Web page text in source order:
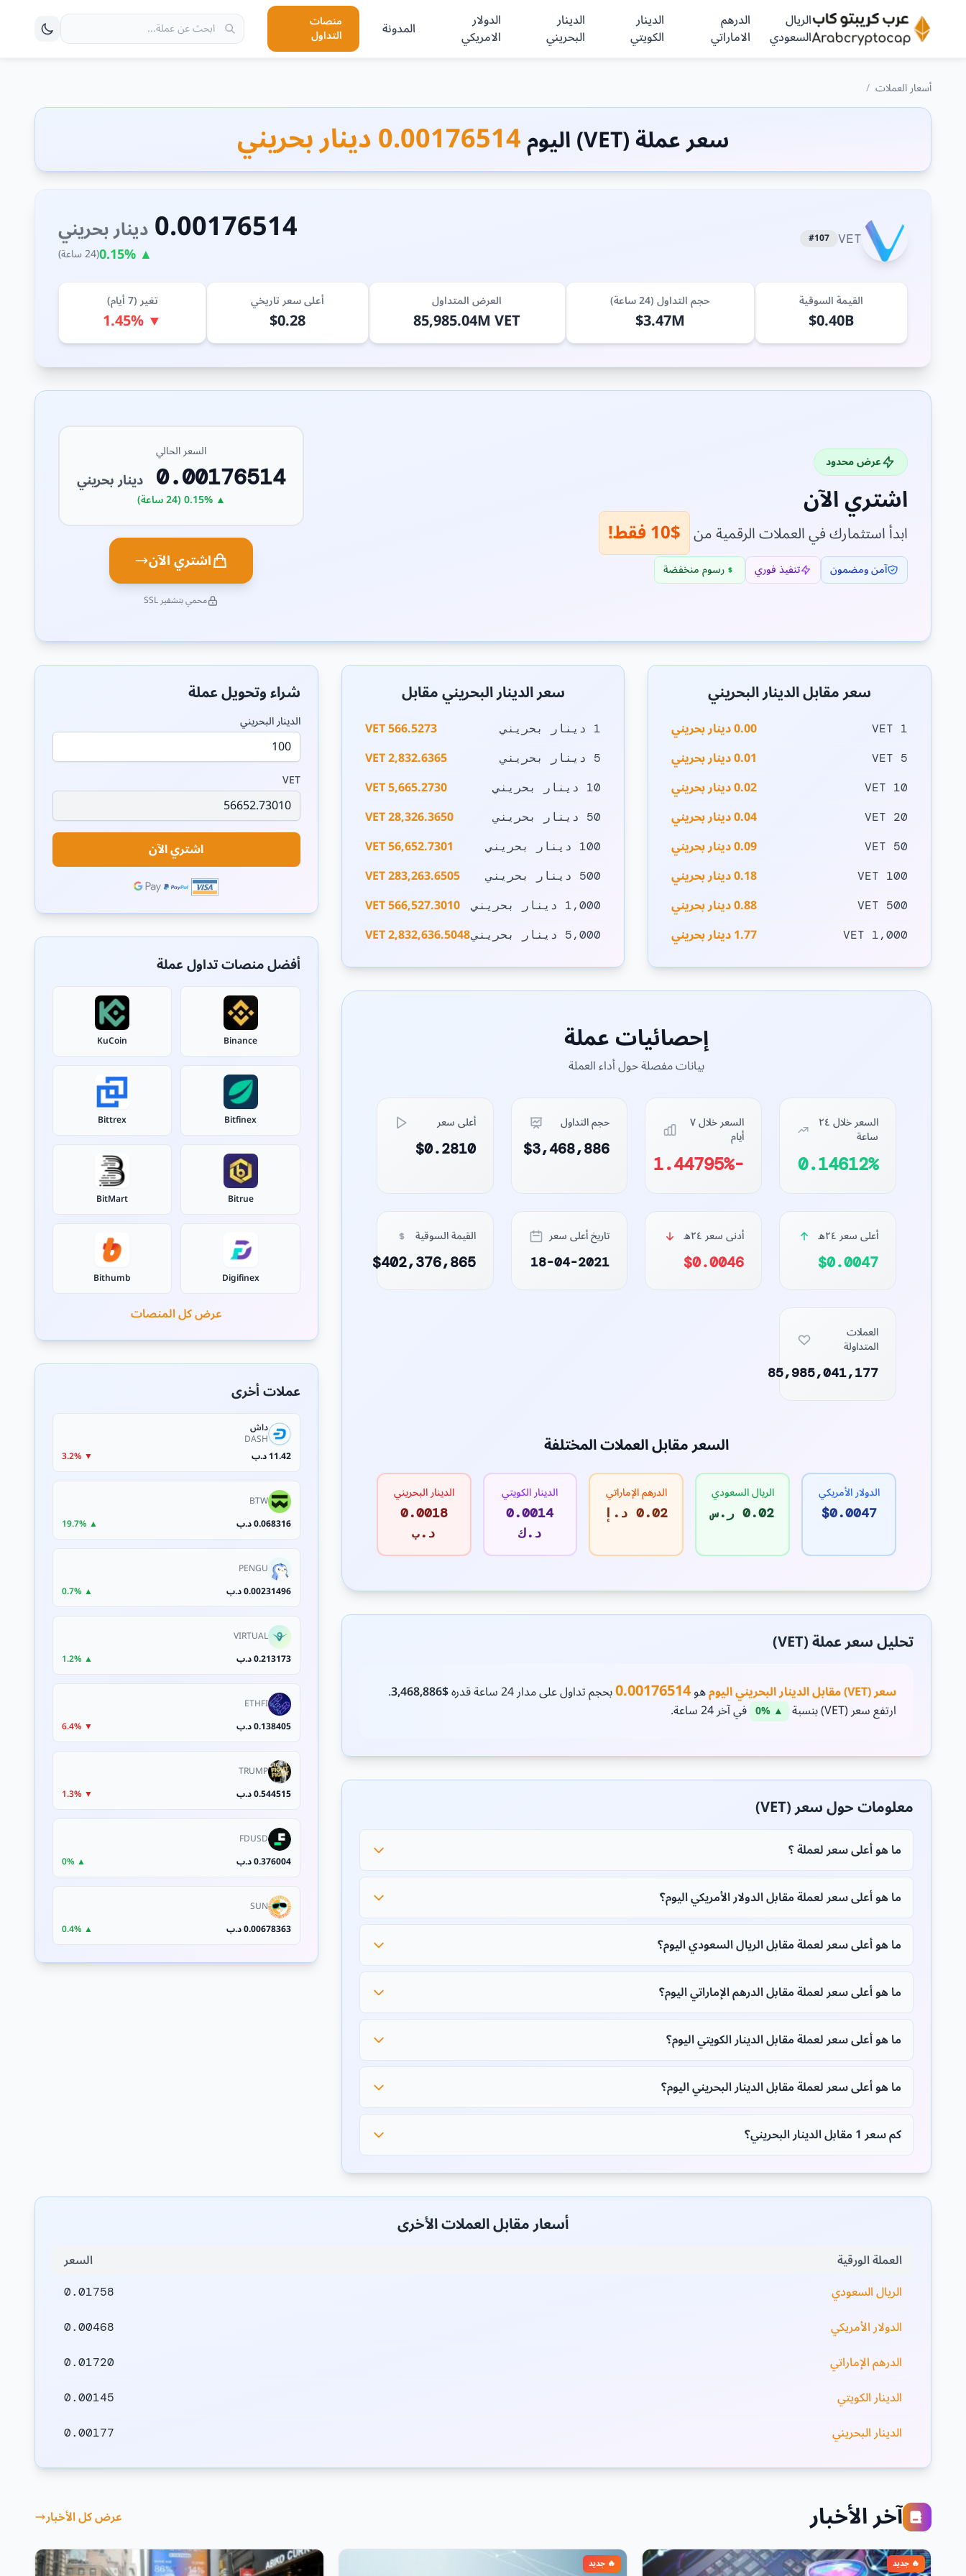
الريال
السعودي
الدرهم
الاماراتي
الدينار
الكويتي
الدينار
البحريني
الدولار
الامريكي المدونة منصات
التداول
أسعار العملات /
سعر عملة (VET) اليوم 0.00176514 دينار بحريني
VET
#107
0.00176514دينار بحريني
▲ 0.15% (24 ساعة)
القيمة السوقية
$0.40B
حجم التداول (24 ساعة)
$3.47M
العرض المتداول
85,985.04M VET
أعلى سعر تاريخي
$0.28
تغير (7 أيام)
▼ 1.45%
عرض محدود
اشتري الآن
ابدأ استثمارك في العملات الرقمية من $10 فقط!
آمن ومضمون تنفيذ فوري رسوم منخفضة
السعر الحالي
0.00176514 دينار بحريني
▲ 0.15% (24 ساعة)
اشتري الآن
محمي بتشفير SSL
سعر مقابل الدينار البحريني
1 VET 0.00 دينار بحريني
5 VET 0.01 دينار بحريني
10 VET 0.02 دينار بحريني
20 VET 0.04 دينار بحريني
50 VET 0.09 دينار بحريني
100 VET 0.18 دينار بحريني
500 VET 0.88 دينار بحريني
1,000 VET 1.77 دينار بحريني
سعر الدينار البحريني مقابل
1 دينار بحريني 566.5273 VET
5 دينار بحريني 2,832.6365 VET
10 دينار بحريني 5,665.2730 VET
50 دينار بحريني 28,326.3650 VET
100 دينار بحريني 56,652.7301 VET
500 دينار بحريني 283,263.6505 VET
1,000 دينار بحريني 566,527.3010 VET
5,000 دينار بحريني 2,832,636.5048 VET
إحصائيات عملة
بيانات مفصلة حول أداء العملة
السعر خلال ٢٤
ساعة
0.14612%
السعر خلال ٧
أيام
-1.44795%
حجم التداول
$3,468,886
أعلى سعر
$0.2810
أعلى سعر ٢٤ه
$0.0047
أدنى سعر ٢٤ه
$0.0046
تاريخ أعلى سعر
18-04-2021
القيمة السوقية
$402,376,865
العملات
المتداولة
85,985,041,177
السعر مقابل العملات المختلفة
الدولار الأمريكي
$0.0047
الريال السعودي
0.02 ر.س
الدرهم الإماراتي
0.02 د.إ
الدينار الكويتي
0.0014
د.ك
الدينار البحريني
0.0018
د.ب
تحليل سعر عملة (VET)
سعر (VET) مقابل الدينار البحريني اليوم هو0.00176514بحجم تداول على مدار 24 ساعة قدره $3,468,886
.
ارتفع سعر (VET) بنسبة ▲ 0% في آخر 24 ساعة.
معلومات حول سعر (VET)
ما هو أعلى سعر لعملة ؟
ما هو أعلى سعر لعملة مقابل الدولار الأمريكي اليوم؟
ما هو أعلى سعر لعملة مقابل الريال السعودي اليوم؟
ما هو أعلى سعر لعملة مقابل الدرهم الإماراتي اليوم؟
ما هو أعلى سعر لعملة مقابل الدينار الكويتي اليوم؟
ما هو أعلى سعر لعملة مقابل الدينار البحريني اليوم؟
كم سعر 1 مقابل الدينار البحريني؟
شراء وتحويل عملة
الدينار البحريني
VET
اشتري الآن
أفضل منصات تداول عملة
Binance
KuCoin
Bitfinex
Bittrex
Bitrue
BitMart
Digifinex
Bithumb
عرض كل المنصات
عملات أخرى
داش
DASH
11.42 د.ب
▼ 3.2%
BTW
0.068316 د.ب
▲ 19.7%
PENGU
0.00231496 د.ب
▲ 0.7%
VIRTUAL
0.213173 د.ب
▲ 1.2%
ETHFI
0.138405 د.ب
▼ 6.4%
TRUMP
0.544515 د.ب
▼ 1.3%
FDUSD
0.376004 د.ب
▲ 0%
SUN
0.00678363 د.ب
▲ 0.4%
أسعار مقابل العملات الأخرى
العملة الورقية
السعر
الريال السعودي
0.01758
الدولار الأمريكي 0.00468
الدرهم الإماراتي 0.01720
الدينار الكويتي 0.00145
الدينار البحريني 0.00177
آخر الأخبار عرض كل الأخبار